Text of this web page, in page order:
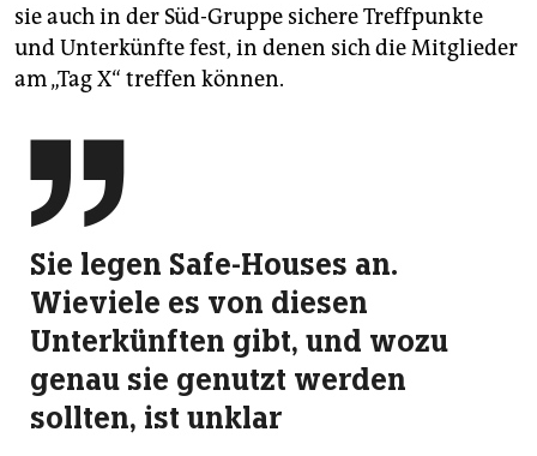
sie auch in der Süd-Gruppe sichere Treffpunkte
und Unterkünfte fest, in denen sich die Mitglieder
am „Tag X“ treffen können.

Sie legen Safe-Houses an.
Wieviele es von diesen
Unterkünften gibt, und wozu
genau sie genutzt werden
sollten, ist unklar